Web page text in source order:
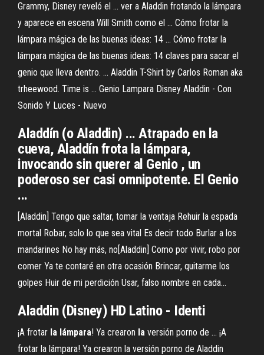
Grammy, Disney reveló el ... ver a Aladdin frotando la lámpara
y aparece en escena Will Smith como el ... Cómo frotar la
lámpara mágica de las buenas ideas: 14 ... Cómo frotar la
lámpara mágica de las buenas ideas: 14 claves para sacar el
genio que lleva dentro. ... Aladdin T-Shirt by Carlos Roman aka
trheewood. Time is ... Genio Lampara Disney Aladdin - Con
Sonido Y Luces - Nuevo
Aladdín (o Aladdin) ... Atrapado en la
cueva, Aladdín frota la lámpara,
invocando sin querer al Genio , un
poderoso ser casi omnipotente. El Genio
...
[Aladdin] Tengo que saltar, tomar la ventaja Rehuir la espada
mortal Robar, solo lo que sea vital Es decir todo Burlar a los
mandarines No hay más, no[Aladdin] Como por vivir, robo por
comer Ya te contaré en otra ocasión Brincar, quitarme los
golpes Huir de mi perdición Usar, falso nombre en cada...
Aladdin(Disney) HD Latino - Identi
¡A frotar la lámpara! Ya crearon la versión porno de ... ¡A
frotar la lámpara! Ya crearon la versión porno de Aladdin